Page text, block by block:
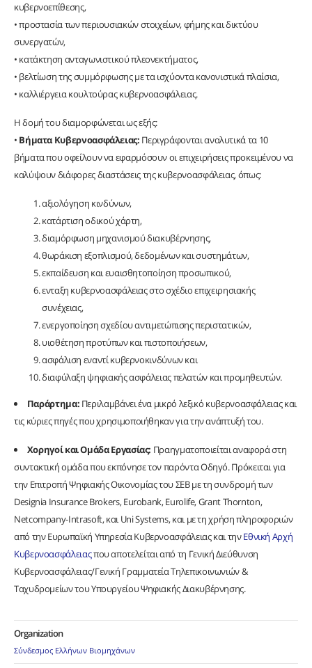
κυβερνοεπίθεσης,
• προστασία των περιουσιακών στοιχείων, φήμης και δικτύου
συνεργατών,
• κατάκτηση ανταγωνιστικού πλεονεκτήματος,
• βελτίωση της συμμόρφωσης με τα ισχύοντα κανονιστικά πλαίσια,
• καλλιέργεια κουλτούρας κυβερνοασφάλειας.
Η δομή του διαμορφώνεται ως εξής:
• Βήματα Κυβερνοασφάλειας: Περιγράφονται αναλυτικά τα 10
βήματα που οφείλουν να εφαρμόσουν οι επιχειρήσεις προκειμένου να
καλύψουν διάφορες διαστάσεις της κυβερνοασφάλειας, όπως:
αξιολόγηση κινδύνων,
κατάρτιση οδικού χάρτη,
διαμόρφωση μηχανισμού διακυβέρνησης,
θωράκιση εξοπλισμού, δεδομένων και συστημάτων,
εκπαίδευση και ευαισθητοποίηση προσωπικού,
ενταξη κυβερνοασφάλειας στο σχέδιο επιχειρησιακής
συνέχειας,
ενεργοποίηση σχεδίου αντιμετώπισης περιστατικών,
υιοθέτηση προτύπων και πιστοποιήσεων,
ασφάλιση εναντί κυβερνοκινδύνων και
διαφύλαξη ψηφιακής ασφάλειας πελατών και προμηθευτών.
Παράρτημα: Περιλαμβάνει ένα μικρό λεξικό κυβερνοασφάλειας και
τις κύριες πηγές που χρησιμοποιήθηκαν για την ανάπτυξή του.
Χορηγοί και Ομάδα Εργασίας: Πραηγματοποιείται αναφορά στη
συντακτική ομάδα που εκπόνησε τον παρόντα Οδηγό. Πρόκειται για
την Επιτροπή Ψηφιακής Οικονομίας του ΣΕΒ με τη συνδρομή των
Designia Insurance Brokers, Eurobank, Eurolife, Grant Thornton,
Netcompany-Intrasoft, και Uni Systems, και με τη χρήση πληροφοριών
από την Ευρωπαϊκή Υπηρεσία Κυβερνοασφάλειας και τηνΕθνική Αρχή
Κυβερνοασφάλειαςπου αποτελείται από τη Γενική Διεύθυνση
Κυβερνοασφάλειας/Γενική Γραμματεία Τηλεπικοινωνιών &
Ταχυδρομείων του Yπουργείου Ψηφιακής Διακυβέρνησης.
Organization
Σύνδεσμος Ελλήνων Βιομηχάνων